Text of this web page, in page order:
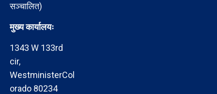
सञ्चालित)
मुख्य कार्यालयः
1343 W 133rd
cir,
WestministerCol
orado 80234